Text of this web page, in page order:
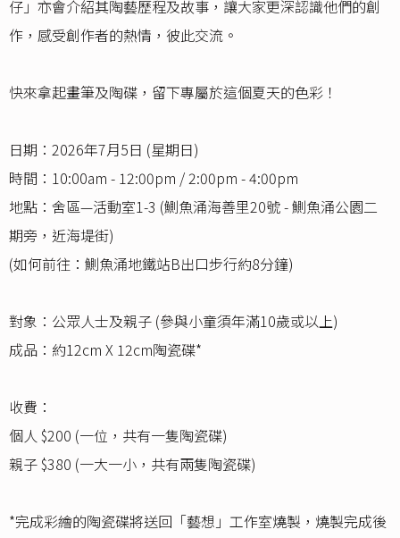
仔」亦會介紹其陶藝歷程及故事，讓大家更深認識他們的創
作，感受創作者的熱情，彼此交流。
快來拿起畫筆及陶碟，留下專屬於這個夏天的色彩！
日期：2026年7月5日 (星期日)
時間：10:00am - 12:00pm / 2:00pm - 4:00pm
地點：舍區—活動室1-3 (鰂魚涌海善里20號 - 鰂魚涌公園二
期旁，近海堤街)
(如何前往：鰂魚涌地鐵站B出口步行約8分鐘)
對象：公眾人士及親子 (參與小童須年滿10歲或以上)
成品：約12cm X 12cm陶瓷碟*
收費：
個人 $200 (一位，共有一隻陶瓷碟)
親子 $380 (一大一小，共有兩隻陶瓷碟)
*完成彩繪的陶瓷碟將送回「藝想」工作室燒製，燒製完成後